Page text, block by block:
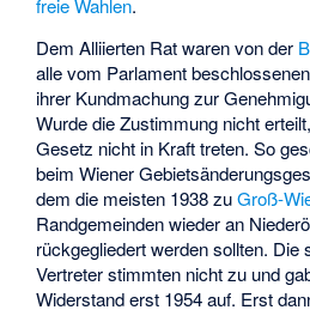
freie Wahlen.
Dem Alliierten Rat waren von der
alle vom Parlament
ihrer Kundmachung zur
Wurde die Zustimmung nicht
Gesetz nicht in Kraft treten. So
beim Wiener
dem die meisten 1938 zuGroß-
Randgemeinden wieder an
rückgegliedert werden sollten. Die
Vertreter stimmten nicht zu und
Widerstand erst 1954 auf. Erst